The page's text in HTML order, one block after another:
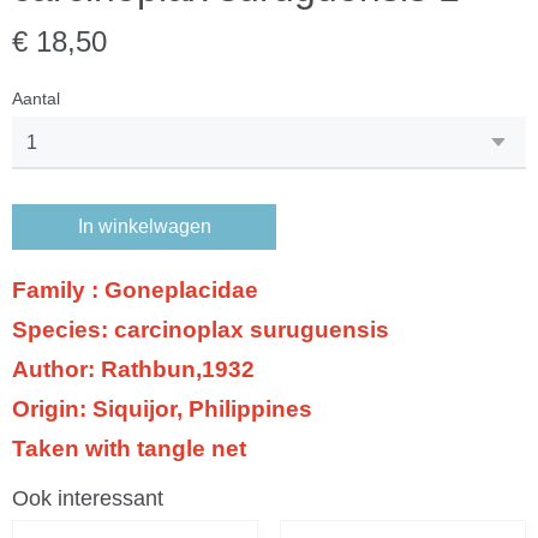
€ 18,50
Aantal
In winkelwagen
Family : Goneplacidae
Species: carcinoplax suruguensis
Author: Rathbun,1932
Origin: Siquijor, Philippines
Taken with tangle net
Ook interessant